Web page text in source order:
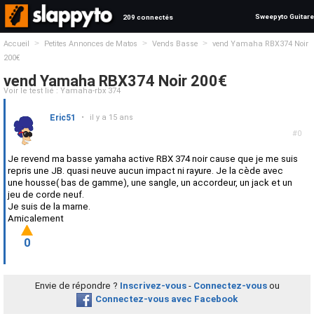
209 connectés Sweepyto Guitare
Accueil > Petites Annonces de Matos > Vends Basse >
vend Yamaha RBX374 Noir
200€
vend Yamaha RBX374 Noir 200€
Voir le test lié : Yamaha-rbx 374
#0
Eric51 • il y a 15 ans
Je revend ma basse yamaha active RBX 374 noir cause que je me suis
repris une JB. quasi neuve aucun impact ni rayure. Je la cède avec
une housse( bas de gamme), une sangle, un accordeur, un jack et un
jeu de corde neuf.
Je suis de la marne.
Amicalement
0
Envie de répondre ? Inscrivez-vous- Connectez-vousou
Connectez-vous avec Facebook